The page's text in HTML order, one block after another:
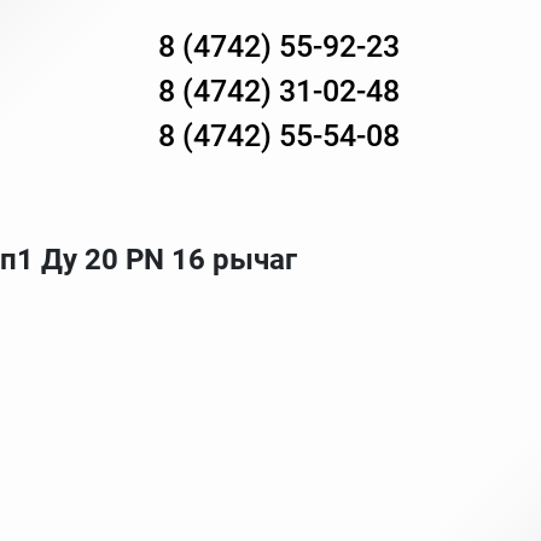
8 (4742) 55-92-23
8 (4742) 31-02-48
8 (4742) 55-54-08
Ду 20 PN 16 рычаг